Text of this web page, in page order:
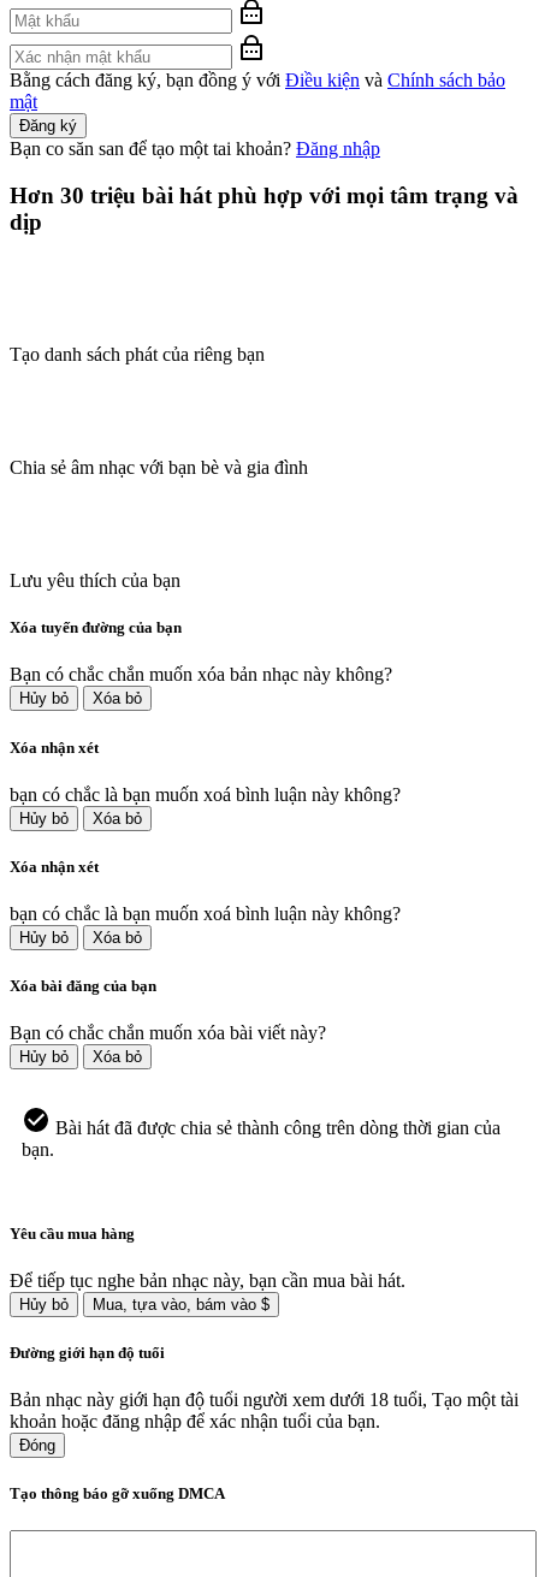
Bằng cách đăng ký, bạn đồng ý với Điều kiện và Chính sách bảo
mật
Đăng ký
Bạn co săn san để tạo một tai khoản? Đăng nhập
Hơn 30 triệu bài hát phù hợp với mọi tâm trạng và
dịp
Tạo danh sách phát của riêng bạn
Chia sẻ âm nhạc với bạn bè và gia đình
Lưu yêu thích của bạn
Xóa tuyến đường của bạn
Bạn có chắc chắn muốn xóa bản nhạc này không?
Hủy bỏ Xóa bỏ
Xóa nhận xét
bạn có chắc là bạn muốn xoá bình luận này không?
Hủy bỏ Xóa bỏ
Xóa nhận xét
bạn có chắc là bạn muốn xoá bình luận này không?
Hủy bỏ Xóa bỏ
Xóa bài đăng của bạn
Bạn có chắc chắn muốn xóa bài viết này?
Hủy bỏ Xóa bỏ
Bài hát đã được chia sẻ thành công trên dòng thời gian của
bạn.
Yêu cầu mua hàng
Để tiếp tục nghe bản nhạc này, bạn cần mua bài hát.
Hủy bỏ Mua, tựa vào, bám vào $
Đường giới hạn độ tuổi
Bản nhạc này giới hạn độ tuổi người xem dưới 18 tuổi, Tạo một tài
khoản hoặc đăng nhập để xác nhận tuổi của bạn.
Đóng
Tạo thông báo gỡ xuống DMCA